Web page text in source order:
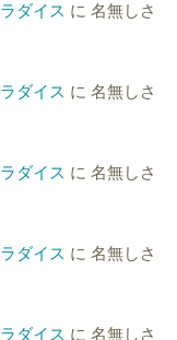
ダイス に 名無しさ
ダイス に 名無しさ
ダイス に 名無しさ
ダイス に 名無しさ
ダイス に 名無しさ